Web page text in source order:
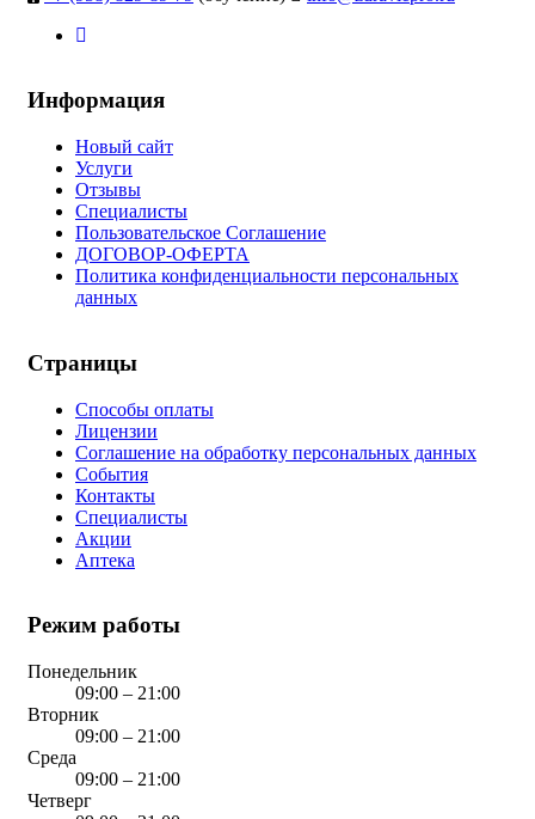
Информация
Новый сайт
Услуги
Отзывы
Специалисты
Пользовательское Соглашение
ДОГОВОР-ОФЕРТА
Политика конфиденциальности персональных
данных
Страницы
Способы оплаты
Лицензии
Соглашение на обработку персональных данных
События
Контакты
Специалисты
Акции
Аптека
Режим работы
Понедельник
09:00 – 21:00
Вторник
09:00 – 21:00
Среда
09:00 – 21:00
Четверг